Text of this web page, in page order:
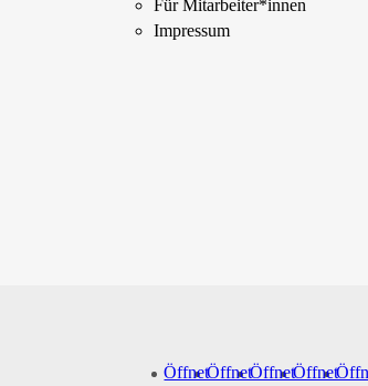
Für Mitarbeiter­*innen
Impressum
ÖffnetÖffnetÖffnetÖffnet